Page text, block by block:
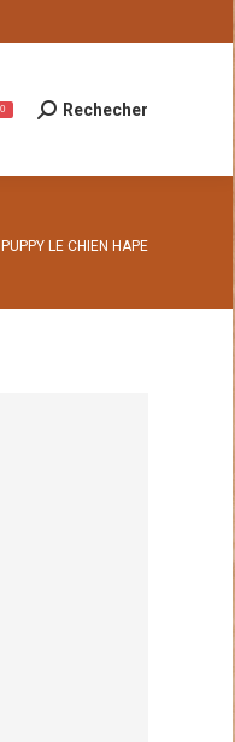
0
Recherche
Rechecher
PUPPY LE CHIEN HAPE